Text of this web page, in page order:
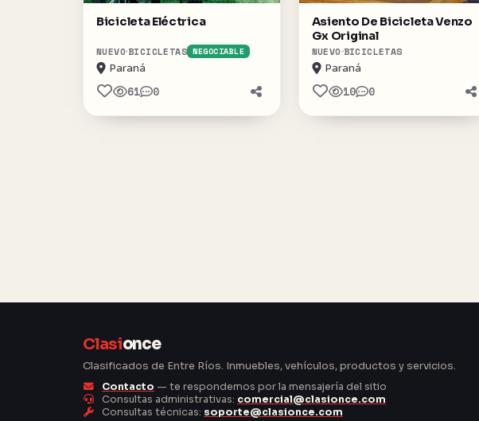
Bicicleta Eléctrica
NUEVO BICICLETAS NEGOCIABLE
Paraná
61 0
Asiento De Bicicleta Venzo
Gx Original
NUEVO BICICLETAS
Paraná
10 0
Clasionce
Clasificados de Entre Ríos. Inmuebles, vehículos, productos y servicios.
Contacto — te respondemos por la mensajería del sitio
Consultas administrativas: comercial@clasionce.com
Consultas técnicas: soporte@clasionce.com